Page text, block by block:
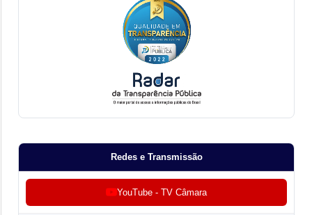
Redes e Transmissão
YouTube - TV Câmara